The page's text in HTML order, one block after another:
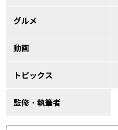
グルメ
動画
トピックス
監修・執筆者